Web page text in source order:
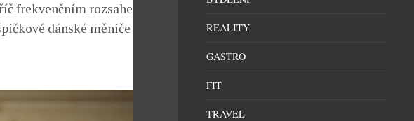
frekvenčním rozsahem 45 Hz
dánské měniče a ručně
REALITY
GASTRO
FIT
TRAVEL